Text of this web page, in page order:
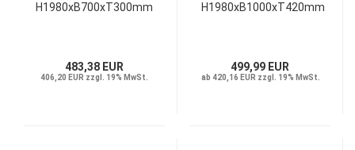
H1980xB700xT300mm
483,38 EUR
406,20 EUR zzgl. 19% MwSt.
H1980xB1000xT420mm
499,99 EUR
ab 420,16 EUR zzgl. 19% MwSt.